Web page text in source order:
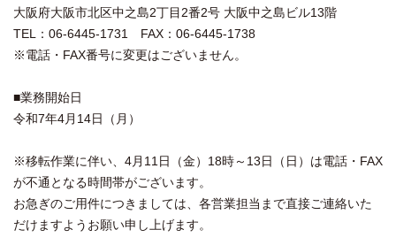
大阪府大阪市北区中之島2丁目2番2号 大阪中之島ビル13階
TEL：06-6445-1731 FAX：06-6445-1738
※電話・FAX番号に変更はございません。
■業務開始日
令和7年4月14日（月）
※移転作業に伴い、4月11日（金）18時～13日（日）は電話・FAX
が不通となる時間帯がございます。
お急ぎのご用件につきましては、各営業担当まで直接ご連絡いた
だけますようお願い申し上げます。